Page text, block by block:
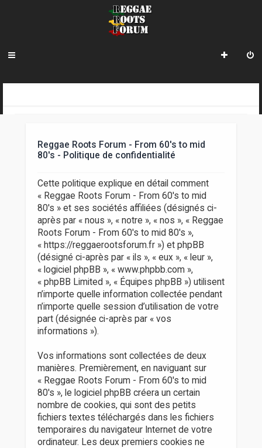
Reggae Roots Forum - From 60's to mid
80's - Politique de confidentialité
Cette politique explique en détail comment
« Reggae Roots Forum - From 60's to mid
80's » et ses sociétés affiliées (désignés ci-
après par « nous », « notre », « nos », « Reggae
Roots Forum - From 60's to mid 80's »,
« https://reggaerootsforum.fr ») et phpBB
(désigné ci-après par « ils », « eux », « leur »,
« logiciel phpBB », « www.phpbb.com »,
« phpBB Limited », « Équipes phpBB ») utilisent
n’importe quelle information collectée pendant
n’importe quelle session d’utilisation de votre
part (désignée ci-après par « vos
informations »).
Vos informations sont collectées de deux
manières. Premièrement, en naviguant sur
« Reggae Roots Forum - From 60's to mid
80's », le logiciel phpBB créera un certain
nombre de cookies, qui sont des petits
fichiers textes téléchargés dans les fichiers
temporaires du navigateur Internet de votre
ordinateur. Les deux premiers cookies ne